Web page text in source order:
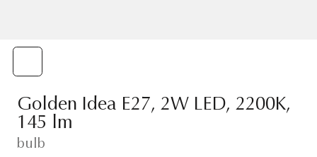
Golden Idea E27, 2W LED, 2200K,
145 lm
bulb